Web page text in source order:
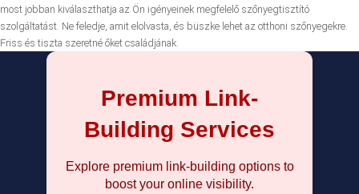
most jobban kiválaszthatja az Ön igényeinek megfelelő szőnyegtisztító
szolgáltatást. Ne feledje, amit elolvasta, és büszke lehet az otthoni szőnyegekre.
Friss és tiszta szeretné őket családjának.
Premium Link-
Building Services
Explore premium link-building options to
boost your online visibility.